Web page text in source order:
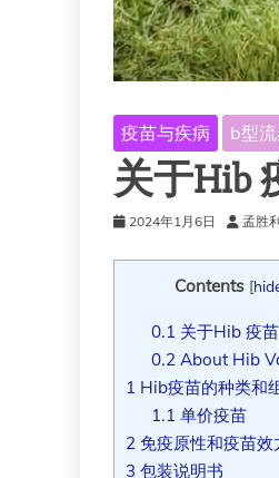
疫苗与疾病 b型
关于Hib
2024年1月6日 孟胜
Contents [
0.1 关于Hib 疫苗
0.2 About Hib
1 Hib疫苗的种类和
1.1 单价疫苗
2 免疫原性和疫苗效
3 包装说明书